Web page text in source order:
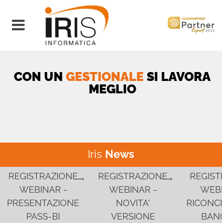
Open menu
CON UN GESTIONALE SI LAVORA
MEGLIO
Iris News
REGISTRAZIONE
WEBINAR -
PRESENTAZIONE
PASS-BI
REGISTRAZIONE
WEBINAR -
NOVITA'
VERSIONE